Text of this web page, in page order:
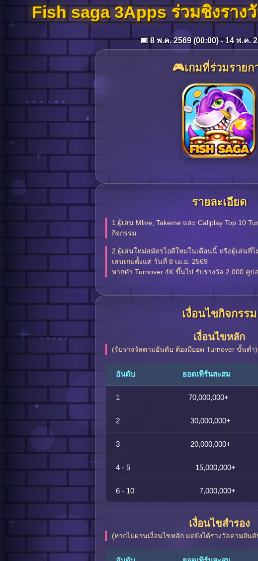
Fish saga 3Apps ร่วมชิงราง
📅 8 พ.ค. 2569 (00:00) - 14 พ.ค.
🎮เกมที่ร่วมรายก
รายละเอียด
1.ผู้เล่น Mlive, Takeme และ Callplay Top 10
กิจกรรม
2.ผู้เล่นใหม่สมัครไอดีใหม่ในเดือนนี้ หรือผู้เล่นที่ไ
เล่นเกมตั้งแต่ วันที่ 8 เม.ย. 2569
หากทำ Turnover 4K ขึ้นไป รับรางวัล 2,000 คู
เงื่อนไขกิจกรรม
เงื่อนไขหลัก
(รับรางวัลตามอันดับ ต้องมียอด Turnover ขั้นต่ำ)
อันดับ ยอดเทิร์นสะสม
1 70,000,000+
2 30,000,000+
3 20,000,000+
4 - 5 15,000,000+
6 - 10 7,000,000+
เงื่อนไขสำรอง
(หากไม่ผ่านเงื่อนไขหลัก แต่ยังได้รางวัลตามอัน